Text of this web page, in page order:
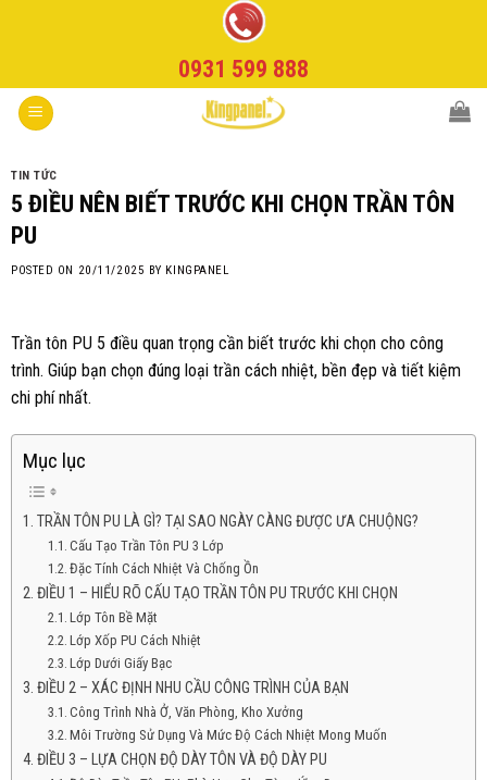
0931 599 888
TIN TỨC
5 ĐIỀU NÊN BIẾT TRƯỚC KHI CHỌN TRẦN TÔN
PU
POSTED ON 20/11/2025 BY KINGPANEL
Trần tôn PU 5 điều quan trọng cần biết trước khi chọn cho công
trình. Giúp bạn chọn đúng loại trần cách nhiệt, bền đẹp và tiết kiệm
chi phí nhất.
Mục lục
TRẦN TÔN PU LÀ GÌ? TẠI SAO NGÀY CÀNG ĐƯỢC ƯA CHUỘNG?
Cấu Tạo Trần Tôn PU 3 Lớp
Đặc Tính Cách Nhiệt Và Chống Ồn
ĐIỀU 1 – HIỂU RÕ CẤU TẠO TRẦN TÔN PU TRƯỚC KHI CHỌN
Lớp Tôn Bề Mặt
Lớp Xốp PU Cách Nhiệt
Lớp Dưới Giấy Bạc
ĐIỀU 2 – XÁC ĐỊNH NHU CẦU CÔNG TRÌNH CỦA BẠN
Công Trình Nhà Ở, Văn Phòng, Kho Xưởng
Môi Trường Sử Dụng Và Mức Độ Cách Nhiệt Mong Muốn
ĐIỀU 3 – LỰA CHỌN ĐỘ DÀY TÔN VÀ ĐỘ DÀY PU